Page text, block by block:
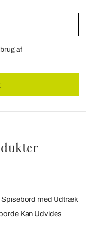
af
med Udtræk
Kan Udvides